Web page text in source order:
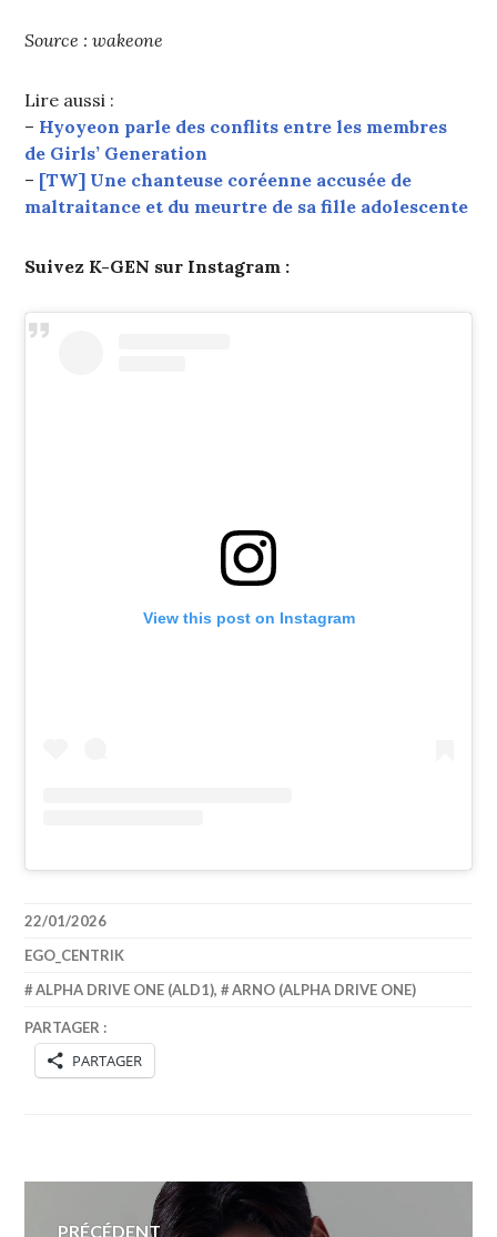
Source : wakeone
Lire aussi :
– Hyoyeon parle des conflits entre les membres
de Girls’ Generation
– [TW] Une chanteuse coréenne accusée de
maltraitance et du meurtre de sa fille adolescente
Suivez K-GEN sur Instagram :
View this post on Instagram
22/01/2026
EGO_CENTRIK
ALPHA DRIVE ONE (ALD1), ARNO (ALPHA DRIVE ONE)
PARTAGER :
PARTAGER
Navigation
PRÉCÉDENT